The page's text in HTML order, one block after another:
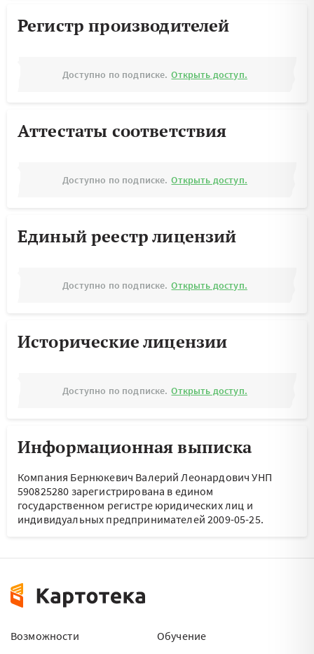
Регистр производителей
Доступно по подписке. Открыть доступ.
Аттестаты соответствия
Доступно по подписке. Открыть доступ.
Единый реестр лицензий
Доступно по подписке. Открыть доступ.
Исторические лицензии
Доступно по подписке. Открыть доступ.
Информационная выписка
Компания Бернюкевич Валерий Леонардович УНП
590825280 зарегистрирована в едином
государственном регистре юридических лиц и
индивидуальных предпринимателей 2009-05-25.
Возможности
Обучение